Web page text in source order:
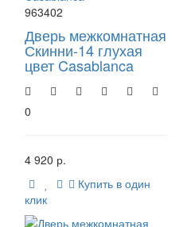
963402
Дверь межкомнатная
Скинни-14 глухая
цвет Casablanca
0
4 920 р.
Купить в один
клик